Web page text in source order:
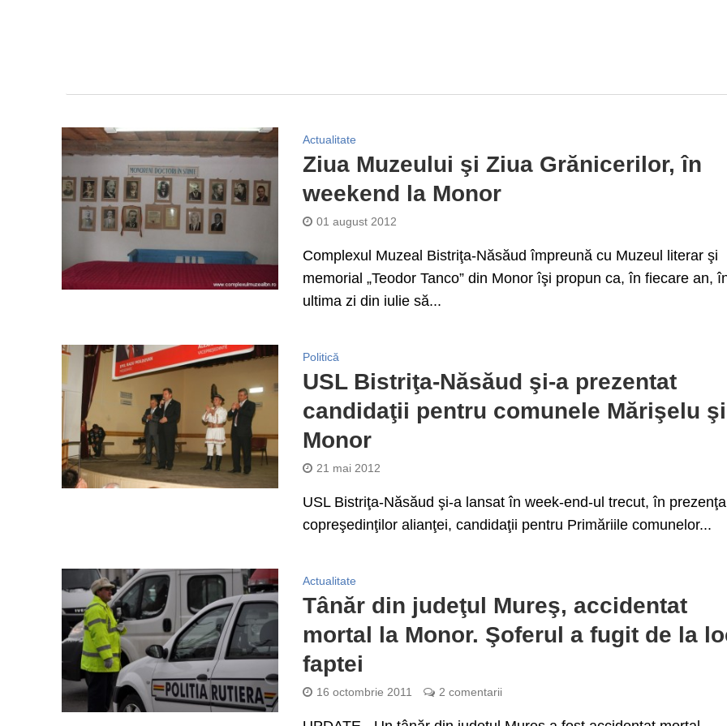
Actualitate
Ziua Muzeului şi Ziua Grănicerilor, în
weekend la Monor
01 august 2012
Complexul Muzeal Bistriţa-Năsăud împreună cu Muzeul literar şi
memorial „Teodor Tanco” din Monor îşi propun ca, în fiecare an,
ultima zi din iulie să...
Politică
USL Bistriţa-Năsăud şi-a prezentat
candidaţii pentru comunele Mărişelu şi
Monor
21 mai 2012
USL Bistriţa-Năsăud şi-a lansat în week-end-ul trecut, în prezenţa
copreşedinţilor alianţei, candidaţii pentru Primăriile comunelor...
Actualitate
Tânăr din judeţul Mureş, accidentat
mortal la Monor. Şoferul a fugit de la
faptei
16 octombrie 2011 2 comentarii